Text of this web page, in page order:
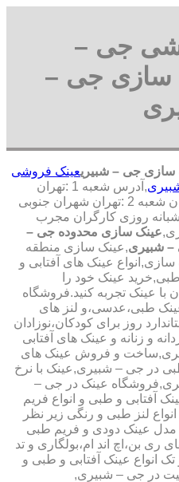
جی –
سازی جی –
سازی جی – شبیریعینک فروشی
,آدرس شعبه 1 :تهران
شاهین شمالی بیست متری گلستان شعبه 2 :تهران شهران جنوبی
روزی کارگران مجرب
عینک سازی محدوده جی –
شبیری,عینک سازی منطقه
عینک های آفتابی و
عینک خود را
با عینک تجربه کنید.فروشگاه
طبی،عدسی،و لنز های
روز برای کودکان،نوزادان
و زنانه و عینک های آفتابی
و فروش عینک های
در جی – شبیری,عینک با نرخ
عینک در جی –
آفتابی و طبی و انواع فریم
لنز طبی و رنگی زیر نظر
مدل عینک دودی و فریم طبی
ری بن،اچ اند ام،بولگاری و تد
انواع عینک آفتابی و طبی و
در جی – شبیری,